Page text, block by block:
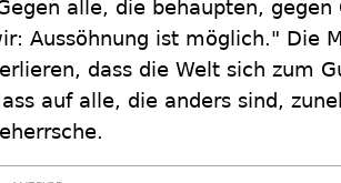
alle, die behaupten,
Aussöhnung ist möglich." Die
dass die Welt sich zum
auf alle, die anders sind,